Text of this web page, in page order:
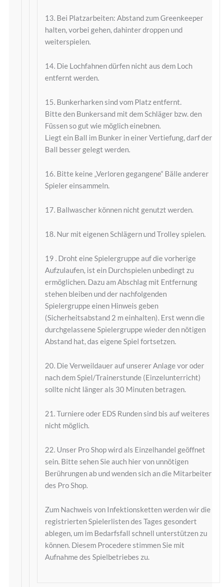
13. Bei Platzarbeiten: Abstand zum Greenkeeper
halten, vorbei gehen, dahinter droppen und
weiterspielen.
14. Die Lochfahnen dürfen nicht aus dem Loch
entfernt werden.
15. Bunkerharken sind vom Platz entfernt.
Bitte den Bunkersand mit dem Schläger bzw. den
Füssen so gut wie möglich einebnen.
Liegt ein Ball im Bunker in einer Vertiefung, darf der
Ball besser gelegt werden.
16. Bitte keine „Verloren gegangene“ Bälle anderer
Spieler einsammeln.
17. Ballwascher können nicht genutzt werden.
18. Nur mit eigenen Schlägern und Trolley spielen.
19 . Droht eine Spielergruppe auf die vorherige
Aufzulaufen, ist ein Durchspielen unbedingt zu
ermöglichen. Dazu am Abschlag mit Entfernung
stehen bleiben und der nachfolgenden
Spielergruppe einen Hinweis geben
(Sicherheitsabstand 2 m einhalten). Erst wenn die
durchgelassene Spielergruppe wieder den nötigen
Abstand hat, das eigene Spiel fortsetzen.
20. Die Verweildauer auf unserer Anlage vor oder
nach dem Spiel/Trainerstunde (Einzelunterricht)
sollte nicht länger als 30 Minuten betragen.
21. Turniere oder EDS Runden sind bis auf weiteres
nicht möglich.
22. Unser Pro Shop wird als Einzelhandel geöffnet
sein. Bitte sehen Sie auch hier von unnötigen
Berührungen ab und wenden sich an die Mitarbeiter
des Pro Shop.
Zum Nachweis von Infektionsketten werden wir die
registrierten Spielerlisten des Tages gesondert
ablegen, um im Bedarfsfall schnell unterstützen zu
können. Diesem Procedere stimmen Sie mit
Aufnahme des Spielbetriebes zu.